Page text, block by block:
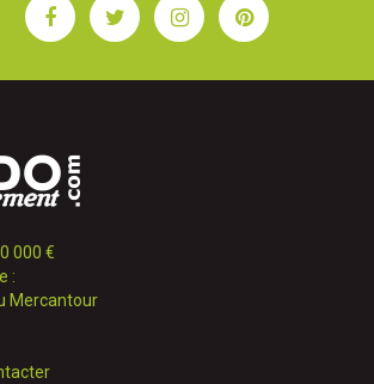
FacebookTwitterInstagramPinterest
000 €
:
Mercantour